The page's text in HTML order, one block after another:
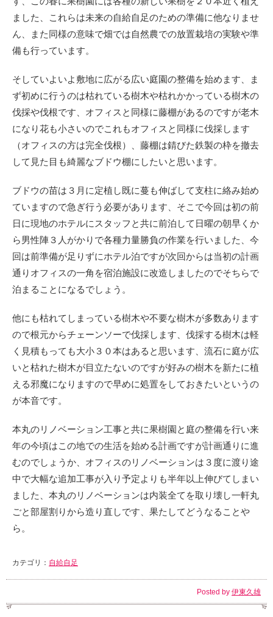
ました、これらは未来の自給自足のための準備に他なりませ
ん、また同様の意味で畑では自然農での放置栽培の実験や準
備も行っています。
そしていよいよ敷地に広がる広い庭園の整備を始めます、ま
ず初めに行うのは枯れている樹木や枯れかかっている樹木の
伐採や伐根です、オフィスと同様に藤棚があるのですが老木
になり花も小さいのでこれもオフィスと同様に伐採します
（オフィスの方は完全伐根）、藤棚は錆びた鉄製の枠を撤去
して見た目も綺麗なブドウ棚にしたいと思います。
ブドウの苗は３月に定植し既に蔓も伸ばして支柱に絡み始め
ていますので急ぎ行う必要があります、そこで今回は初の前
日に現地のホテルにスタッフと共に前泊して日曜の朝早くか
ら男性陣３人がかりで各種力量勝負の作業を行いました、今
回は前準備が足りずにホテル泊ですが次回からは当初の計画
通りオフィスの一角を宿泊施設に改造しましたのでそちらで
泊まることになるでしょう。
他にも枯れてしまっている樹木や不要な樹木が多数あります
ので根元からチェーンソーで伐採します、伐採する樹木は軽
く見積もっても大小３０本はあると思います、流石に庭が広
いと枯れた樹木が目立たないのですが好みの樹木を新たに植
える邪魔になりますので早めに処置をしておきたいというの
が本音です。
本丸のリノベーション工事と共に果樹園と庭の整備を行い来
年の今頃はこの地での生活を始める計画ですが計画通りに進
むのでしょうか、オフィスのリノベーションは３度に渡り途
中で大幅な追加工事が入り予定よりも半年以上伸びてしまい
ました、本丸のリノベーションは内装全てを取り壊し一軒丸
ごと部屋割りから造り直しです、果たしてどうなることや
ら。
カテゴリ： 自給自足
Posted by 伊東久雄